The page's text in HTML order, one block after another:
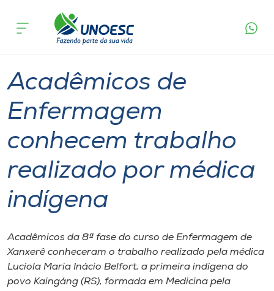
Cursos
Pesquisa
Atendimento ao Estudante
Portal de Ensino
Internacionalização
acontece
Acadêmicos de
Enfermagem
conhecem trabalho
realizado por médica
indígena
Acadêmicos da 8ª fase do curso de Enfermagem de
Xanxerê conheceram o trabalho realizado pela médica
Lucíola Maria Inácio Belfort, a primeira indígena do
povo Kaingáng (RS), formada em Medicina pela